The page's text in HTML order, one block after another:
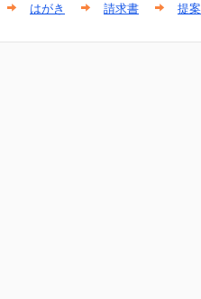
はがき
請求書 提案